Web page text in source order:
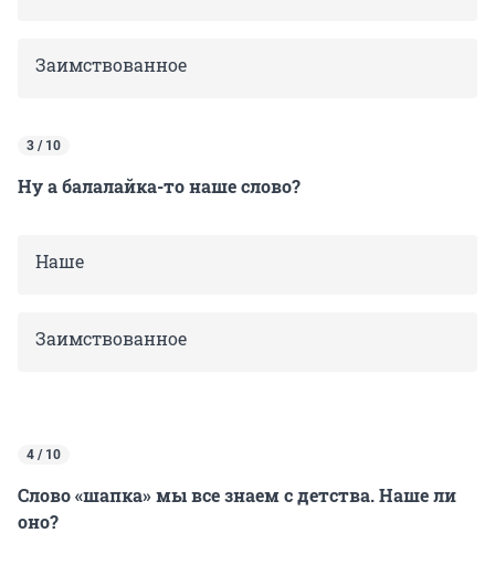
Заимствованное
3 / 10
Ну а балалайка-то наше слово?
Наше
Заимствованное
4 / 10
Слово «шапка» мы все знаем с детства. Наше ли
оно?